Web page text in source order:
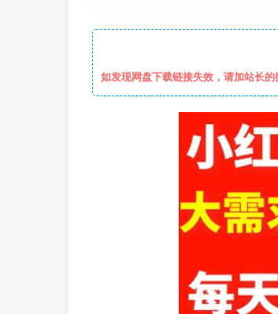
如发现网盘下载链接失效，请加站长